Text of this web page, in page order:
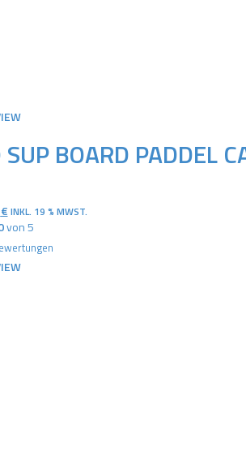
BOARD PADDEL
€AKTUELLER
PREIS
IST:
134,00 €.
INKL. 19 % MWST.
von 5